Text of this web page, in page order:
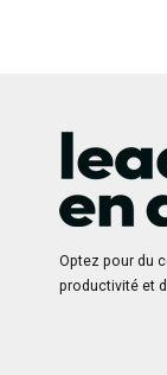
Optez pour du
productivité et